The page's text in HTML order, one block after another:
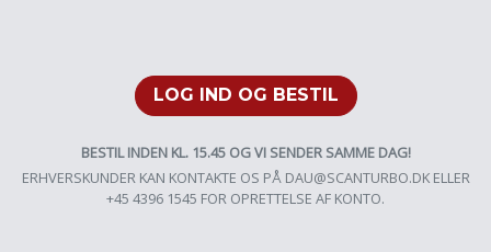
LOG IND OG BESTIL
BESTIL INDEN KL. 15.45 OG VI SENDER SAMME DAG!
ERHVERSKUNDER KAN KONTAKTE OS PÅ DAU@SCANTURBO.DKELLER
+45 4396 1545 FOR OPRETTELSE AF KONTO.